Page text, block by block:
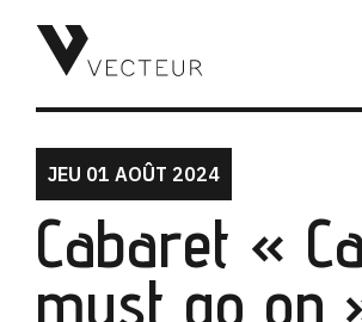
JEU 01 AOÛT 2024
Cabaret «
must go on